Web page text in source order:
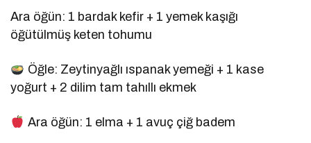
Ara öğün: 1 bardak kefir + 1 yemek kaşığı
öğütülmüş keten tohumu
Öğle: Zeytinyağlı ıspanak yemeği + 1 kase
yoğurt + 2 dilim tam tahıllı ekmek
Ara öğün: 1 elma + 1 avuç çiğ badem